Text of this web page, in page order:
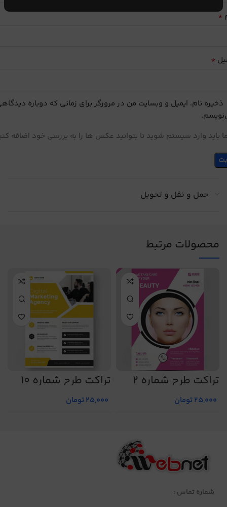
*
*
ذخیره نام، ایمیل و وبسایت من در مرورگر برای زمانی که دوباره
باید وارد سیستم شوید تا بتوانید عکس ها را به بررسی خود اضافه
حمل و نقل و تحویل
محصولات مرتبط
تراکت طرح شماره 2
25,000تومان
تراکت طرح شماره 10
25,000تومان
شماره تماس :